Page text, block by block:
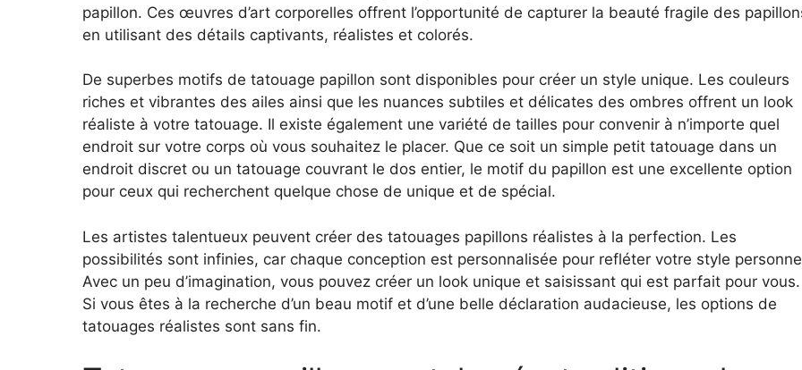
papillon. Ces œuvres d’art corporelles offrent l’opportunité de capturer la beauté fragile des
en utilisant des détails captivants, réalistes et colorés.
De superbes motifs de tatouage papillon sont disponibles pour créer un style unique. Les couleurs
riches et vibrantes des ailes ainsi que les nuances subtiles et délicates des ombres offrent un look
réaliste à votre tatouage. Il existe également une variété de tailles pour convenir à n’importe quel
endroit sur votre corps où vous souhaitez le placer. Que ce soit un simple petit tatouage dans un
endroit discret ou un tatouage couvrant le dos entier, le motif du papillon est une excellente option
pour ceux qui recherchent quelque chose de unique et de spécial.
Les artistes talentueux peuvent créer des tatouages papillons réalistes à la perfection. Les
possibilités sont infinies, car chaque conception est personnalisée pour refléter votre style
Avec un peu d’imagination, vous pouvez créer un look unique et saisissant qui est parfait pour vous.
Si vous êtes à la recherche d’un beau motif et d’une belle déclaration audacieuse, les options de
tatouages ​​réalistes sont sans fin.